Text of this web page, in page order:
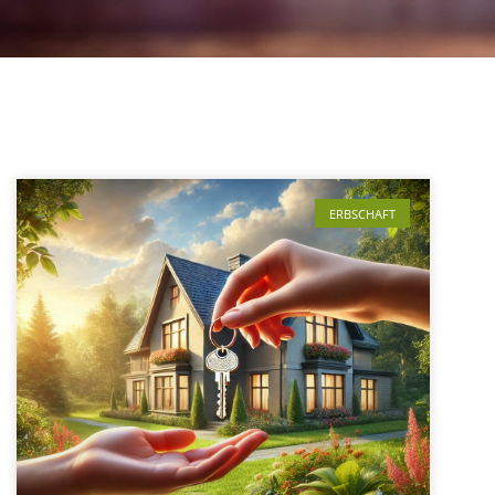
ERBSCHAFT